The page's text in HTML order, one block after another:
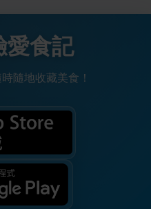
愛食記
隨地收藏美食！